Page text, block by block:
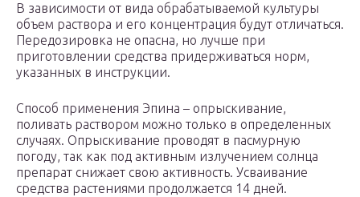
В зависимости от вида обрабатываемой культуры
объем раствора и его концентрация будут отличаться.
Передозировка не опасна, но лучше при
приготовлении средства придерживаться норм,
указанных в инструкции.
Способ применения Эпина – опрыскивание,
поливать раствором можно только в определенных
случаях. Опрыскивание проводят в пасмурную
погоду, так как под активным излучением солнца
препарат снижает свою активность. Усваивание
средства растениями продолжается 14 дней.